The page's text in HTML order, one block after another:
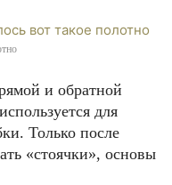
и обратной
для
Только после
«стоячки», основы